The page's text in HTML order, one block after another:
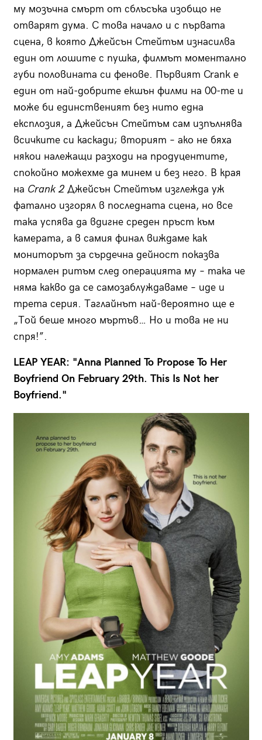
му мозъчна смърт от сблъсъка изобщо не
отварят дума. С това начало и с първата
сцена, в която Джейсън Стейтъм изнасилва
един от лошите с пушка, филмът моментално
губи половината си фенове. Първият Crank е
един от най-добрите екшън филми на 00-те и
може би единственият без нито една
експлозия, а Джейсън Стейтъм сам изпълнява
всичките си каскади; вторият – ако не бяха
някои належащи разходи на продуцентите,
спокойно можехме да минем и без него. В края
на Crank 2 Джейсън Стейтъм изглежда уж
фатално изгорял в последната сцена, но все
така успява да вдигне среден пръст към
камерата, а в самия финал виждаме как
мониторът за сърдечна дейност показва
нормален ритъм след операцията му – така че
няма какво да се самозаблуждаваме – идe и
трета серия. Таглайнът най-вероятно ще е
„Той беше много мъртъв… Но и това не ни
спря!”.
LEAP YEAR: "Anna Planned To Propose To Her
Boyfriend On February 29th. This Is Not her
Boyfriend."